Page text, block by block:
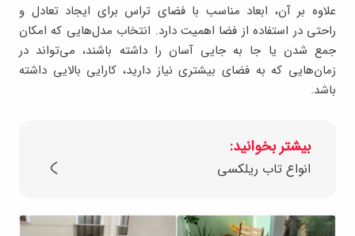
علاوه بر آن، ابعاد مناسب با فضای تراس برای ایجاد تعادل و
راحتی در استفاده از فضا اهمیت دارد. انتخاب مدل‌هایی که امکان
جمع ‌شدن یا جا به‌ جایی آسان را داشته باشند، می‌تواند در
زمان‌هایی که به فضای بیشتری نیاز دارید، کارایی بالایی داشته
باشد.
بیشتر بخوانید:
انواع تاب ریلکسی